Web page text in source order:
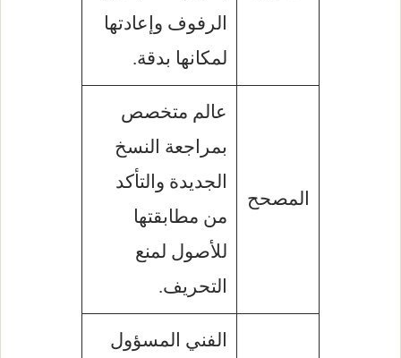
الرفوف وإعادتها
لمكانها بدقة.
المصحح
عالم متخصص
بمراجعة النسخ
الجديدة والتأكد
من مطابقتها
للأصول لمنع
التحريف.
الفني المسؤول